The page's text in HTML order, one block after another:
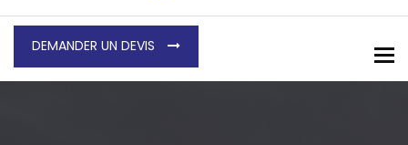
DEMANDER UN DEVIS